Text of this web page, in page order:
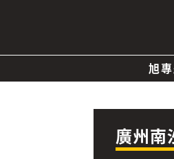
旭
政治
廣州南